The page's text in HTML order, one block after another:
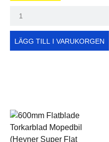
LÄGG TILL I VARUKORGEN